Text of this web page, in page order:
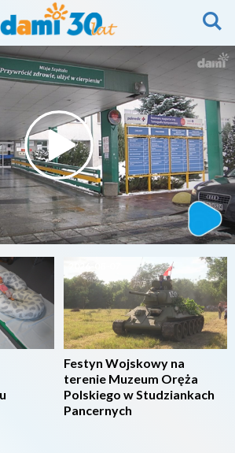
Festyn Wojskowy na
terenie Muzeum Oręża
Polskiego w Studziankach
Pancernych